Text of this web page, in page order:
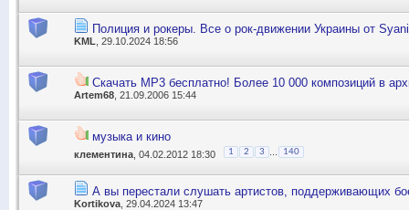
Полиция и рокеры. Все о рок-движении Украины от
KML , 29.10.2024 18:56
Скачать MP3 бесплатно! Более 10 000 композиций в
Artem68 , 21.09.2006 15:44
музыка и кино
клементина , 04.02.2012 18:30 1 2 3 140
А вы перестали слушать артистов, поддерживающих
Kortikova , 29.04.2024 13:47